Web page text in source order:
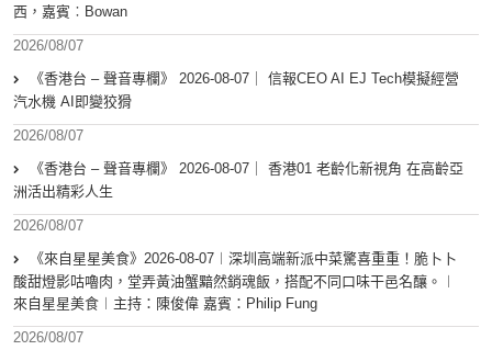
西，嘉賓︰Bowan
2026/08/07
《香港台 – 聲音專欄》 2026-08-07｜ 信報CEO AI EJ Tech模擬經營
汽水機 AI即變狡猾
2026/08/07
《香港台 – 聲音專欄》 2026-08-07｜ 香港01 老齡化新視角 在高齡亞
洲活出精彩人生
2026/08/07
《來自星星美食》2026-08-07︱深圳高端新派中菜驚喜重重！脆卜卜
酸甜燈影咕嚕肉，堂弄黃油蟹黯然銷魂飯，搭配不同口味干邑名釀。︱
來自星星美食︱主持：陳俊偉 嘉賓：Philip Fung
2026/08/07